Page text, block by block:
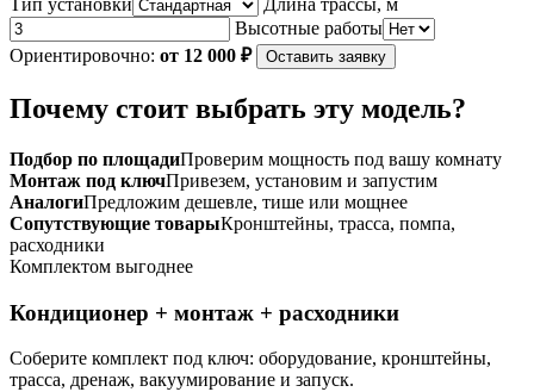
Тип установки
Длина трассы, м
Высотные работы
Ориентировочно: от 12 000 ₽ Оставить заявку
Почему стоит выбрать эту модель?
Подбор по площадиПроверим мощность под вашу комнату
Монтаж под ключПривезем, установим и запустим
АналогиПредложим дешевле, тише или мощнее
Сопутствующие товарыКронштейны, трасса, помпа,
расходники
Комплектом выгоднее
Кондиционер + монтаж + расходники
Соберите комплект под ключ: оборудование, кронштейны,
трасса, дренаж, вакуумирование и запуск.